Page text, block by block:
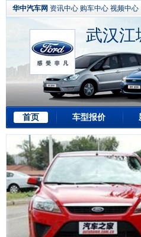
华中汽车网 资讯中心 购车中心 视频中心
武汉江
首页 车型报价